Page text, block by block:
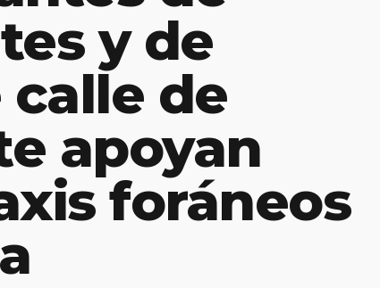
y de
de
apoyan
foráneos